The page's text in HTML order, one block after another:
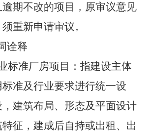
期不改的项目，原审议意见
重新申请审议。
诠释
标准厂房项目：指建设主体
准及行业要求进行统一设
建筑布局、形态及平面设计
征，建成后自持或出租、出